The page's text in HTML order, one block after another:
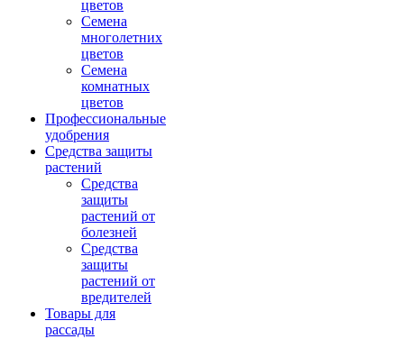
цветов
Семена
многолетних
цветов
Семена
комнатных
цветов
Профессиональные
удобрения
Средства защиты
растений
Средства
защиты
растений от
болезней
Средства
защиты
растений от
вредителей
Товары для
рассады